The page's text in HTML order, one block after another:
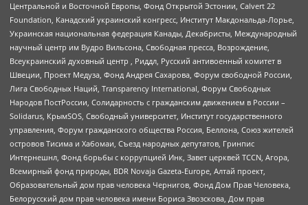
Центральной и Восточной Европы, Фонд Открытой Эстонии, Calvert 22
Foundation, Канадский украинский конгресс, Институт Макдональда-Лорье,
Украинская национальная федерация Канады, Декабристы, Международный
научный центр им Вудро Вильсона, Свободная пресса, Возрождение,
Всеукраинский духовный центр , Риддл, Русский антивоенный комитет в
Швеции, Проект Медуза, Фонд Андрея Сахарова, Форум свободной России,
Лига Свободных Наций, Transparеncy International, Форум Свободных
Народов ПостРоссии, Солидарность с гражданским движением в России –
Solidarus, КрымSOS, Свободный университет, Институт государственного
управления, Форум гражданского общества Россия, Беллона, Союз жителей
островов Тисима и Хабомаи, Съезд народных депутатов, Гринпис
Интернешнл, Фонд борьбы с коррупцией Инк, Завет церквей TCCN, Агора,
Всемирный фонд природы, BDR Novaja Gazeta-Europe, Алтай проект,
Образовательный дом прав человека Чернигов, Фонд Дом Прав Человека,
Белорусский дом прав человека имени Бориса Звозскова, Дом прав